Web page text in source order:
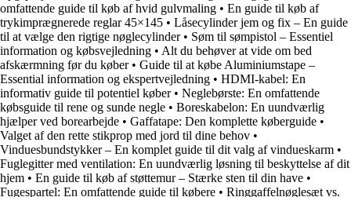
omfattende guide til køb af hvid gulvmaling • En guide til køb af
trykimprægnerede reglar 45×145 • Låsecylinder jem og fix – En guide
til at vælge den rigtige nøglecylinder• Søm til sømpistol – Essentiel
information og købsvejledning • Alt du behøver at vide om bed
afskærmning før du køber• Guide til at købe Aluminiumstape –
Essential information og ekspertvejledning • HDMI-kabel: En
informativ guide til potentiel køber• Neglebørste: En omfattende
købsguide til rene og sunde negle • Boreskabelon: En uundværlig
hjælper ved borearbejde • Gaffatape: Den komplette køberguide •
Valget af den rette stikprop med jord til dine behov •
Vinduesbundstykker – En komplet guide til dit valg af vindueskarm •
Fuglegitter med ventilation: En uundværlig løsning til beskyttelse af dit
hjem • En guide til køb af støttemur – Stærke sten til din have •
Fugespartel: En omfattende guide til købere • Ringgaffelnøglesæt vs.